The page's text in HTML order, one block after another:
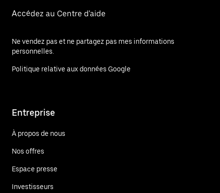
Accédez au Centre d'aide
Ne vendez pas et ne partagez pas mes informations
personnelles.
Politique relative aux données Google
Entreprise
À propos de nous
Nos offres
Espace presse
Investisseurs